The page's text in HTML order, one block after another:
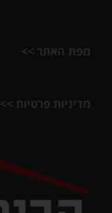
מפת האתר >>
מדיניות פרטיות >>